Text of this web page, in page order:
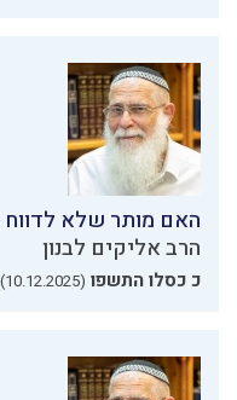
האם מותר שלא לדווח
הרב אליקים לבנון
כ כסלו התשפו (10.12.2025)